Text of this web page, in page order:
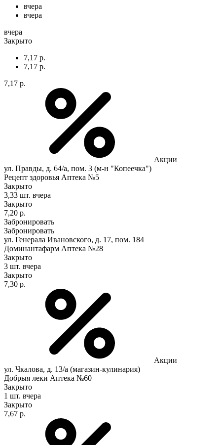
вчера
вчера
вчера
Закрыто
7,17 р.
7,17 р.
7,17 р.
Акции
ул. Правды, д. 64/а, пом. 3 (м-н "Копеечка")
Рецепт здоровья Аптека №5
Закрыто
3,33 шт. вчера
Закрыто
7,20 р.
Забронировать
Забронировать
ул. Генерала Ивановского, д. 17, пом. 184
Доминантафарм Аптека №28
Закрыто
3 шт. вчера
Закрыто
7,30 р.
Акции
ул. Чкалова, д. 13/а (магазин-кулинария)
Добрыя леки Аптека №60
Закрыто
1 шт. вчера
Закрыто
7,67 р.